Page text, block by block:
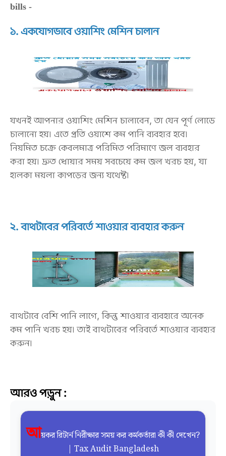
bills -
১. একযোগভাবে ওয়াশিং মেশিন চালান
যখনই আপনার ওয়াশিং মেশিন চালাবেন, তা যেন পূর্ণ লোডে
চালানো হয়। এতে প্রতি ওয়াশে কম পানি ব্যবহার হবে।
নিয়মিত চক্রে কেবলমাত্র পরিমিত পরিমাণে জল ব্যবহার
করা হয়। দ্রুত ধোয়ার সময় সবচেয়ে কম জল খরচ হয়, যা
হালকা ময়লা কাপড়ের জন্য যথেষ্ট।
২. বাথটাবের পরিবর্তে শাওয়ার ব্যবহার করুন
বাথটাবে বেশি পানি লাগে, কিন্তু শাওয়ার ব্যবহারে অনেক
কম পানি খরচ হয়। তাই বাথটাবের পরিবর্তে শাওয়ার ব্যবহার
করুন।
আরও পড়ুন :
আয়কর রিটার্ন নিরীক্ষার সময় কর কর্মকর্তারা কী কী দেখেন?
| Tax Audit Bangladesh